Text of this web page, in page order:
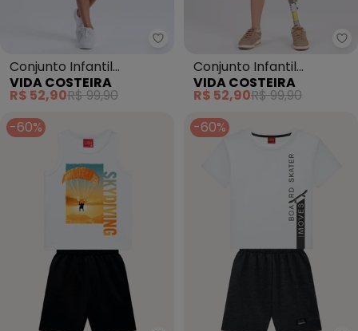
Vida Costeira - Conjunto
Conjunto Infantil
Bermuda Camuflada
(Branco)
VIDA COSTEIRA
R$ 52,90R$ 99,90
Conjunto Infantil
Sublimado Camuflado
(Branco)
VIDA COSTEIRA
R$ 52,90R$ 99,90
-60%
-60%